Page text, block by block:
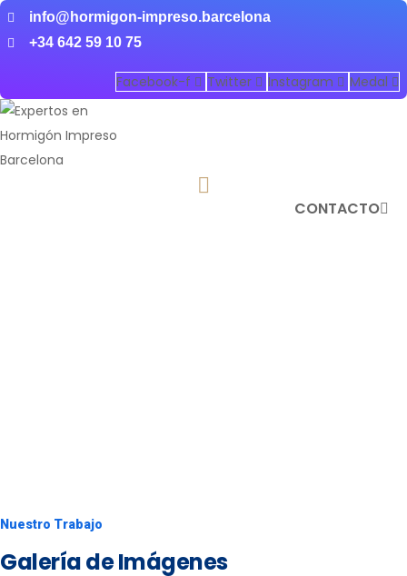
info@hormigon-impreso.barcelona
+34 642 59 10 75
Facebook-f Twitter Instagram Medal
CONTACTO
Nuestro Trabajo
Galería de Imágenes